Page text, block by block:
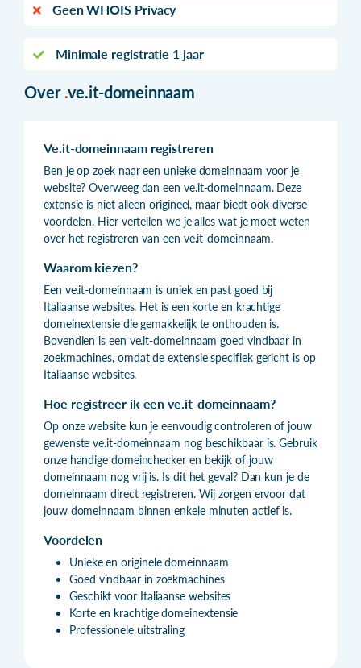
Geen WHOIS Privacy
Minimale registratie 1 jaar
Over .ve.it-domeinnaam
Ve.it-domeinnaam registreren
Ben je op zoek naar een unieke domeinnaam voor je
website? Overweeg dan een ve.it-domeinnaam. Deze
extensie is niet alleen origineel, maar biedt ook diverse
voordelen. Hier vertellen we je alles wat je moet weten
over het registreren van een ve.it-domeinnaam.
Waarom kiezen?
Een ve.it-domeinnaam is uniek en past goed bij
Italiaanse websites. Het is een korte en krachtige
domeinextensie die gemakkelijk te onthouden is.
Bovendien is een ve.it-domeinnaam goed vindbaar in
zoekmachines, omdat de extensie specifiek gericht is op
Italiaanse websites.
Hoe registreer ik een ve.it-domeinnaam?
Op onze website kun je eenvoudig controleren of jouw
gewenste ve.it-domeinnaam nog beschikbaar is. Gebruik
onze handige domeinchecker en bekijk of jouw
domeinnaam nog vrij is. Is dit het geval? Dan kun je de
domeinnaam direct registreren. Wij zorgen ervoor dat
jouw domeinnaam binnen enkele minuten actief is.
Voordelen
Unieke en originele domeinnaam
Goed vindbaar in zoekmachines
Geschikt voor Italiaanse websites
Korte en krachtige domeinextensie
Professionele uitstraling